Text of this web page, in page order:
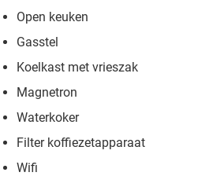
Open keuken
Gasstel
Koelkast met vrieszak
Magnetron
Waterkoker
Filter koffiezetapparaat
Wifi